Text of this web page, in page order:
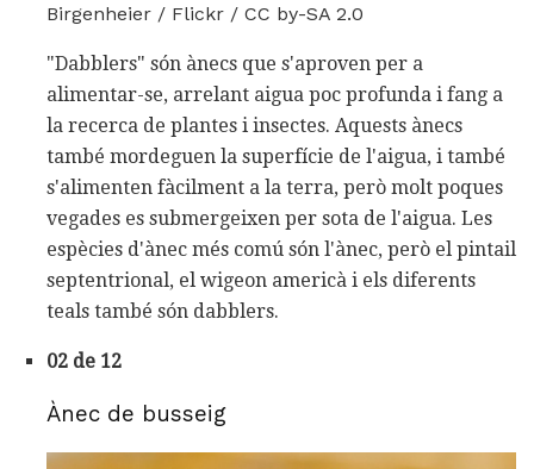
Birgenheier / Flickr / CC by-SA 2.0
"Dabblers" són ànecs que s'aproven per a
alimentar-se, arrelant aigua poc profunda i fang a
la recerca de plantes i insectes. Aquests ànecs
també mordeguen la superfície de l'aigua, i també
s'alimenten fàcilment a la terra, però molt poques
vegades es submergeixen per sota de l'aigua. Les
espècies d'ànec més comú són l'ànec, però el pintail
septentrional, el wigeon americà i els diferents
teals també són dabblers.
02 de 12
Ànec de busseig